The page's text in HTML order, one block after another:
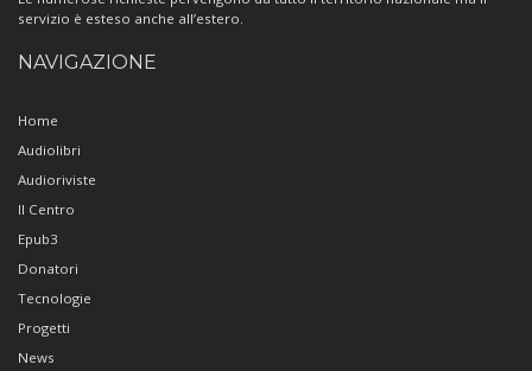
servizio è esteso anche all’estero.
NAVIGAZIONE
Home
Audiolibri
Audioriviste
Il Centro
Epub3
Donatori
Tecnologie
Progetti
News